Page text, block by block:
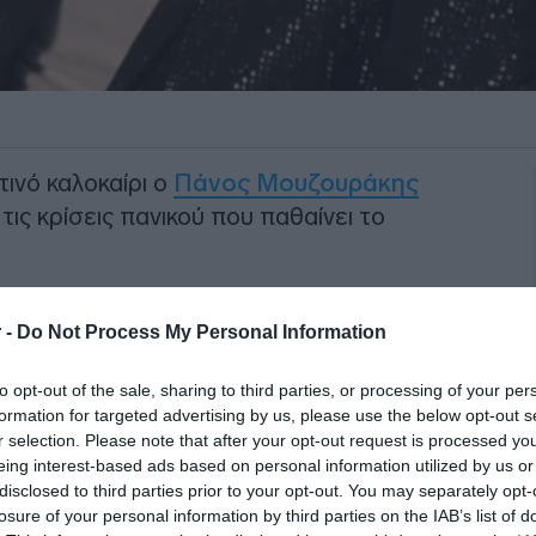
- Do Not Process My Personal Information
opt-out of the sale, sharing to third parties, or processing of your
for targeted advertising by us, please use the below opt-out
selection. Please note that after your opt-out request is processed
interest-based ads based on personal information utilized by us
to third parties prior to your opt-out. You may separately
of your personal information by third parties on the IAB’s list of
καλοκαίρι ο Πάνος Μουζουράκης
κρίσεις πανικού που παθαίνει το
πανικού, αλλά είναι γενικότερα μέσα
στη σκηνή. Αλλά η σκηνή σίγουρα, η
να ξεσπάσει, να γίνει αυτό το